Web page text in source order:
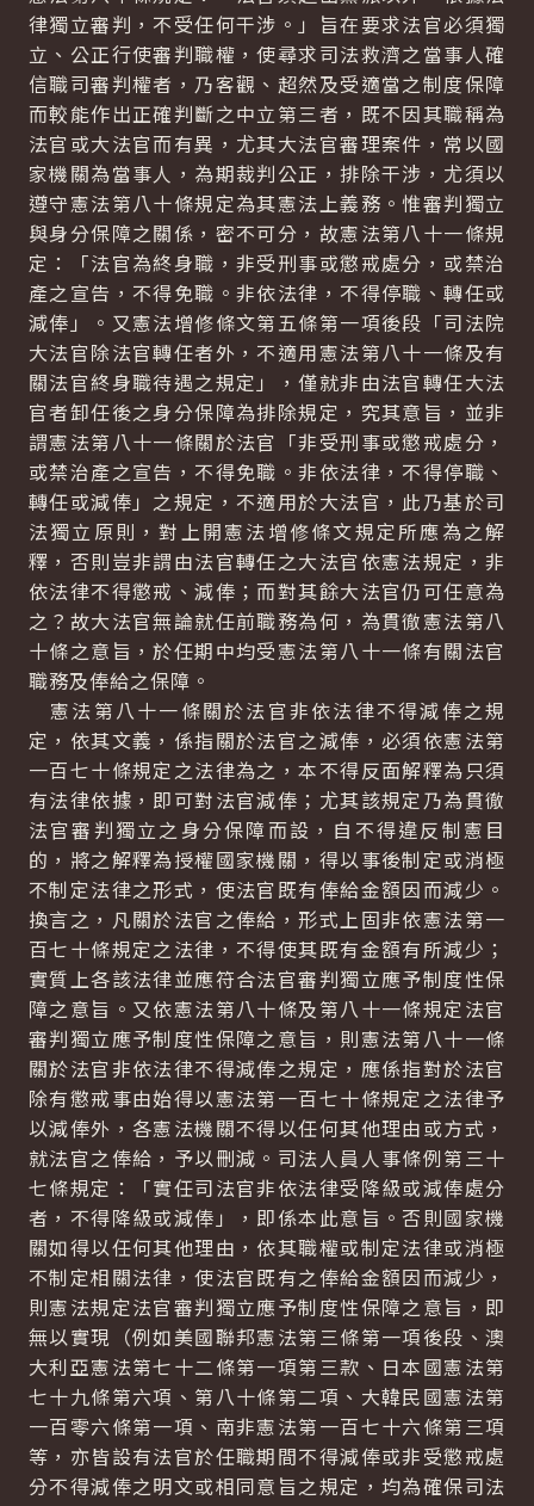
律獨立審判，不受任何干涉。」旨在要求法官必須獨
立、公正行使審判職權，使尋求司法救濟之當事人確
信職司審判權者，乃客觀、超然及受適當之制度保障
而較能作出正確判斷之中立第三者，既不因其職稱為
法官或大法官而有異，尤其大法官審理案件，常以國
家機關為當事人，為期裁判公正，排除干涉，尤須以
遵守憲法第八十條規定為其憲法上義務。惟審判獨立
與身分保障之關係，密不可分，故憲法第八十一條規
定：「法官為終身職，非受刑事或懲戒處分，或禁治
產之宣告，不得免職。非依法律，不得停職、轉任或
減俸」。又憲法增修條文第五條第一項後段「司法院
大法官除法官轉任者外，不適用憲法第八十一條及有
關法官終身職待遇之規定」，僅就非由法官轉任大法
官者卸任後之身分保障為排除規定，究其意旨，並非
謂憲法第八十一條關於法官「非受刑事或懲戒處分，
或禁治產之宣告，不得免職。非依法律，不得停職、
轉任或減俸」之規定，不適用於大法官，此乃基於司
法獨立原則，對上開憲法增修條文規定所應為之解
釋，否則豈非謂由法官轉任之大法官依憲法規定，非
依法律不得懲戒、減俸；而對其餘大法官仍可任意為
之？故大法官無論就任前職務為何，為貫徹憲法第八
十條之意旨，於任期中均受憲法第八十一條有關法官
職務及俸給之保障。
憲法第八十一條關於法官非依法律不得減俸之規
定，依其文義，係指關於法官之減俸，必須依憲法第
一百七十條規定之法律為之，本不得反面解釋為只須
有法律依據，即可對法官減俸；尤其該規定乃為貫徹
法官審判獨立之身分保障而設，自不得違反制憲目
的，將之解釋為授權國家機關，得以事後制定或消極
不制定法律之形式，使法官既有俸給金額因而減少。
換言之，凡關於法官之俸給，形式上固非依憲法第一
百七十條規定之法律，不得使其既有金額有所減少；
實質上各該法律並應符合法官審判獨立應予制度性保
障之意旨。又依憲法第八十條及第八十一條規定法官
審判獨立應予制度性保障之意旨，則憲法第八十一條
關於法官非依法律不得減俸之規定，應係指對於法官
除有懲戒事由始得以憲法第一百七十條規定之法律予
以減俸外，各憲法機關不得以任何其他理由或方式，
就法官之俸給，予以刪減。司法人員人事條例第三十
七條規定：「實任司法官非依法律受降級或減俸處分
者，不得降級或減俸」，即係本此意旨。否則國家機
關如得以任何其他理由，依其職權或制定法律或消極
不制定相關法律，使法官既有之俸給金額因而減少，
則憲法規定法官審判獨立應予制度性保障之意旨，即
無以實現（例如美國聯邦憲法第三條第一項後段、澳
大利亞憲法第七十二條第一項第三款、日本國憲法第
七十九條第六項、第八十條第二項、大韓民國憲法第
一百零六條第一項、南非憲法第一百七十六條第三項
等，亦皆設有法官於任職期間不得減俸或非受懲戒處
分不得減俸之明文或相同意旨之規定，均為確保司法